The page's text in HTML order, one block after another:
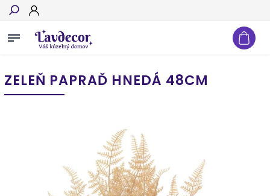
Hľadať
ZELEŇ PAPRAĎ HNEDÁ 48CM